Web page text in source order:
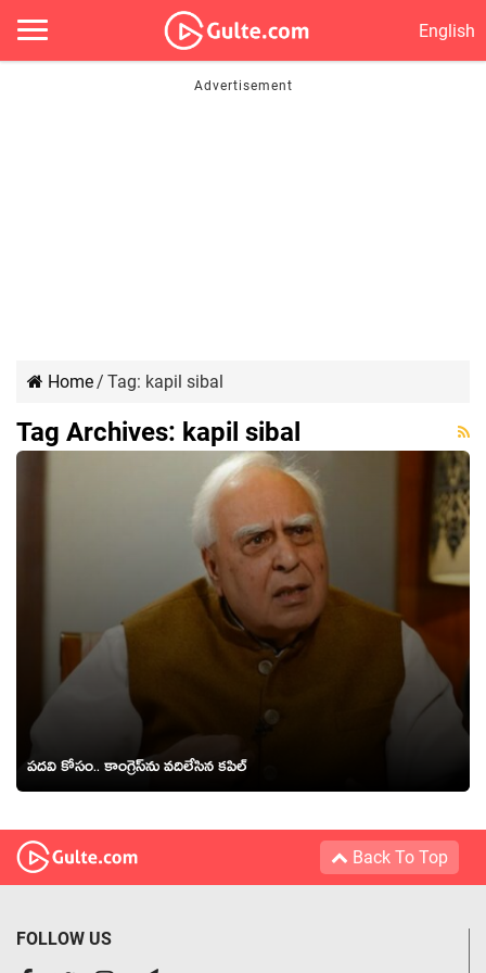
English
Home/ Tag: kapil sibal
Tag Archives: kapil sibal
ప‌ద‌వి కోసం.. కాంగ్రెస్‌ను వ‌దిలేసిన క‌పిల్
Back To Top
FOLLOW US